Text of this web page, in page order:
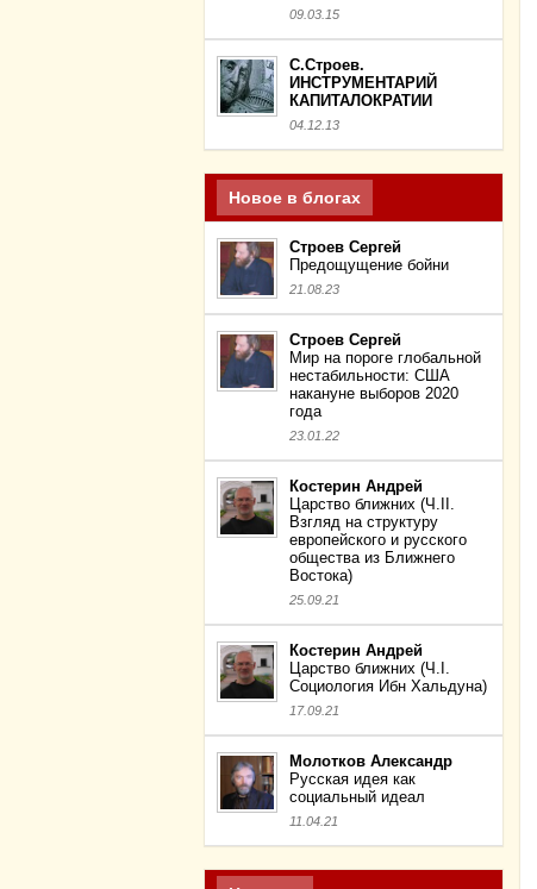
09.03.15
С.Строев.
ИНСТРУМЕНТАРИЙ
КАПИТАЛОКРАТИИ
04.12.13
Новое в блогах
Строев Сергей
Предощущение бойни
21.08.23
Строев Сергей
Мир на пороге глобальной
нестабильности: США
накануне выборов 2020
года
23.01.22
Костерин Андрей
Царство ближних (Ч.II.
Взгляд на структуру
европейского и русского
общества из Ближнего
Востока)
25.09.21
Костерин Андрей
Царство ближних (Ч.I.
Социология Ибн Хальдуна)
17.09.21
Молотков Александр
Русская идея как
социальный идеал
11.04.21